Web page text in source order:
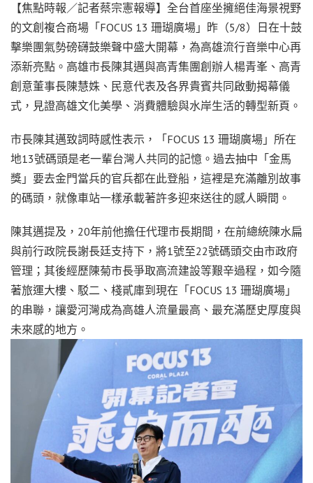
【焦點時報／記者蔡宗憲報導】全台首座坐擁絕佳海景視野
的文創複合商場「FOCUS 13 珊瑚廣場」昨（5/8）日在十鼓
擊樂團氣勢磅礴鼓樂聲中盛大開幕，為高雄流行音樂中心再
添新亮點。高雄市長陳其邁與高青集團創辦人楊青峯、高青
創意董事長陳慧姝、民意代表及各界貴賓共同啟動揭幕儀
式，見證高雄文化美學、消費體驗與水岸生活的轉型新頁。
市長陳其邁致詞時感性表示，「FOCUS 13 珊瑚廣場」所在
地13號碼頭是老一輩台灣人共同的記憶。過去抽中「金馬
獎」要去金門當兵的官兵都在此登船，這裡是充滿離別故事
的碼頭，就像車站一樣承載著許多迎來送往的感人瞬間。
陳其邁提及，20年前他擔任代理市長期間，在前總統陳水扁
與前行政院長謝長廷支持下，將1號至22號碼頭交由市政府
管理；其後經歷陳菊市長爭取高流建設等艱辛過程，如今隨
著旅運大樓、駁二、棧貳庫到現在「FOCUS 13 珊瑚廣場」
的串聯，讓愛河灣成為高雄人流量最高、最充滿歷史厚度與
未來感的地方。